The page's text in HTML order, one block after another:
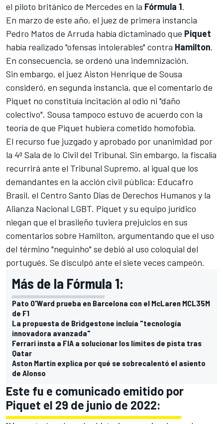
el piloto británico de Mercedes en la Fórmula 1.
En marzo de este año, el juez de primera instancia
Pedro Matos de Arruda había dictaminado que Piquet
había realizado "ofensas intolerables" contra Hamilton.
En consecuencia, se ordenó una indemnización.
Sin embargo, el juez Aiston Henrique de Sousa
consideró, en segunda instancia, que el comentario de
Piquet no constituía incitación al odio ni "daño
colectivo". Sousa tampoco estuvo de acuerdo con la
teoría de que Piquet hubiera cometido homofobia.
El recurso fue juzgado y aprobado por unanimidad por
la 4ª Sala de lo Civil del Tribunal. Sin embargo, la fiscalía
recurrirá ante el Tribunal Supremo, al igual que los
demandantes en la acción civil pública: Educafro
Brasil, el Centro Santo Dias de Derechos Humanos y la
Alianza Nacional LGBT. Piquet y su equipo jurídico
niegan que el brasileño tuviera prejuicios en sus
comentarios sobre Hamilton, argumentando que el uso
del término "neguinho" se debió al uso coloquial del
portugués. Se disculpó ante el siete veces campeón.
Más de la Fórmula 1:
Pato O'Ward prueba en Barcelona con el McLaren MCL35M
de F1
La propuesta de Bridgestone incluía "tecnología
innovadora avanzada"
Ferrari insta a FIA a solucionar los límites de pista tras
Qatar
Aston Martin explica por qué se sobrecalentó el asiento
de Alonso
Este fu e comunicado emitido por
Piquet el 29 de junio de 2022: